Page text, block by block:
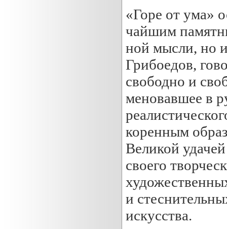
«Горе от ума»
чайшим
ной мысли, но
Грибоедов,
свободно и
меновавшее в
коренным
Великой
своего
и
искусства.